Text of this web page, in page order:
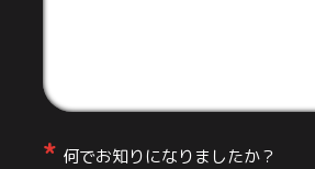
何でお知りになりましたか？